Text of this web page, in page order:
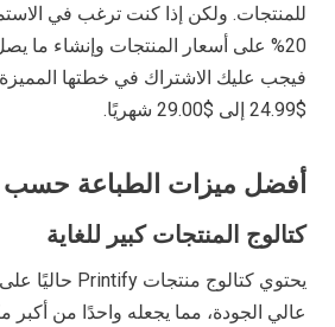
للمنتجات. ولكن إذا كنت ترغب في
فيجب عليك الاشتراك في خطتها المميزة
$24.99 إلى $29.00 شهريًا.
أفضل ميزات الطباعة
كتالوج المنتجات كبير للغاية
عالي الجودة، مما يجعله واحدًا من أكبر